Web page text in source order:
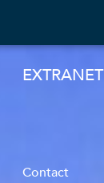
EXTRANET
Contact